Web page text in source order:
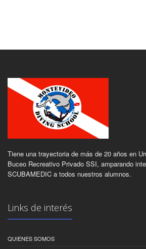
Tiene una trayectoria de más de 20 años en
Buceo Recreativo Privado SSI, amparando
SCUBAMEDIC a todos nuestros alumnos.
Links de interés
QUIENES SOMOS